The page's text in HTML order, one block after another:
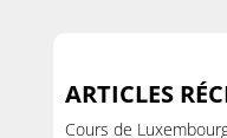
ARTICLES
Cours de